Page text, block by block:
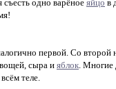
одно варёное яйцо в
первой. Cо второй
сыра и яблок. Многие
теле.